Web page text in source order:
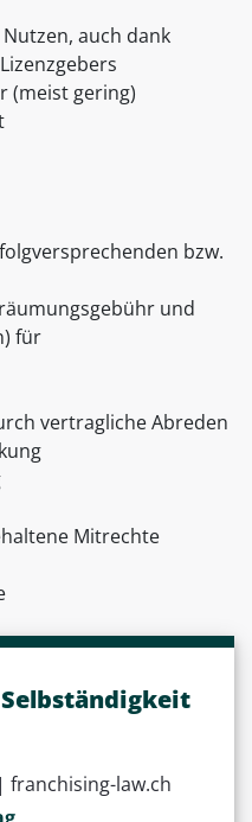
auch dank
(meist gering)
bzw.
und
für
vertragliche Abreden
Mitrechte
| franchising-law.ch